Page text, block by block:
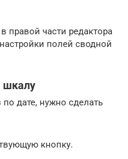
правой части редактора
полей сводной
шкалу
дате, нужно сделать
кнопку.